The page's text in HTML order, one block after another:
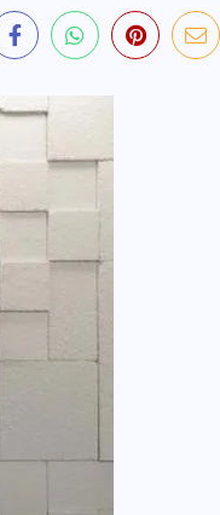
DIA
contra
no INSS
2026